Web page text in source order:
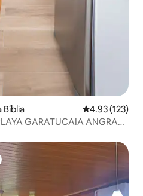
Calificación
4.93 (123)
GARATUCAIA ANGRA